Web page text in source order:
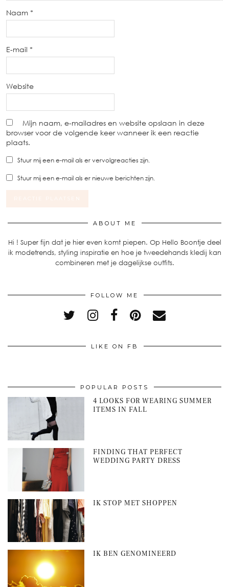
Naam *
E-mail *
Website
Mijn naam, e-mailadres en website opslaan in deze
browser voor de volgende keer wanneer ik een reactie
plaats.
Stuur mij een e-mail als er vervolgreacties zijn.
Stuur mij een e-mail als er nieuwe berichten zijn.
ABOUT ME
Hi ! Super fijn dat je hier even komt piepen. Op Hello Boontje deel
ik modetrends, styling inspiratie en hoe je tweedehands kledij kan
combineren met je dagelijkse outfits.
FOLLOW ME
LIKE ON FB
POPULAR POSTS
4 LOOKS FOR WEARING SUMMER
ITEMS IN FALL
FINDING THAT PERFECT
WEDDING PARTY DRESS
IK STOP MET SHOPPEN
IK BEN GENOMINEERD